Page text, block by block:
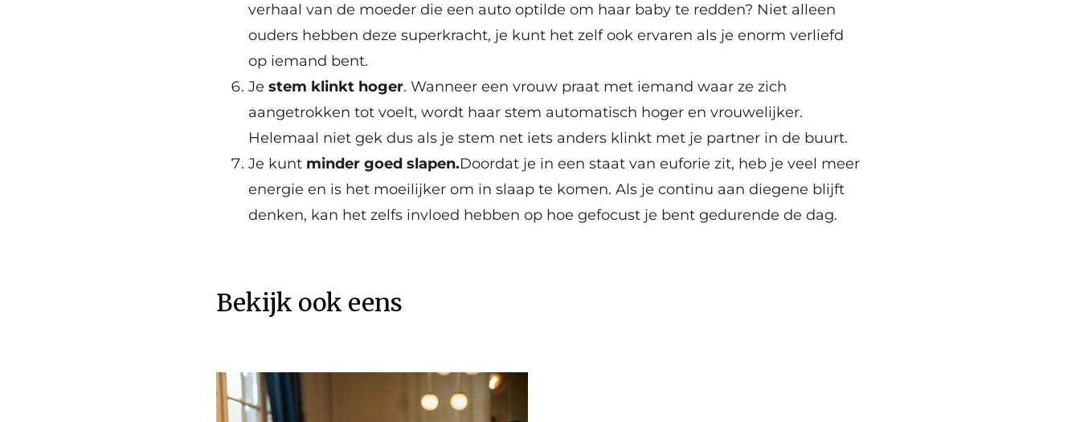
verhaal van de moeder die een auto optilde om haar baby te redden? Niet alleen
ouders hebben deze superkracht, je kunt het zelf ook ervaren als je enorm verliefd
op iemand bent.
Je stem klinkt hoger. Wanneer een vrouw praat met iemand waar ze zich
aangetrokken tot voelt, wordt haar stem automatisch hoger en vrouwelijker.
Helemaal niet gek dus als je stem net iets anders klinkt met je partner in de buurt.
Je kunt minder goed slapen.Doordat je in een staat van euforie zit, heb je veel meer
energie en is het moeilijker om in slaap te komen. Als je continu aan diegene blijft
denken, kan het zelfs invloed hebben op hoe gefocust je bent gedurende de dag.
Bekijk ook eens